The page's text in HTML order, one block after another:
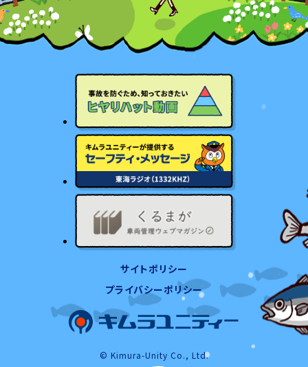
サイトポリシー
プライバシーポリシー
© Kimura-Unity Co., Ltd.